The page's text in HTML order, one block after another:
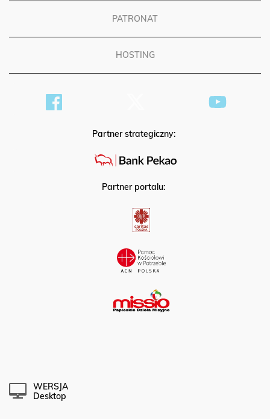
PATRONAT
HOSTING
Partner strategiczny:
Partner portalu:
WERSJA
Desktop